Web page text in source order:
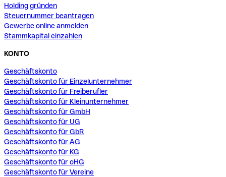
Holding gründen
Steuernummer beantragen
Gewerbe online anmelden
Stammkapital einzahlen
KONTO
Geschäftskonto
Geschäftskonto für Einzelunternehmer
Geschäftskonto für Freiberufler
Geschäftskonto für Kleinunternehmer
Geschäftskonto für GmbH
Geschäftskonto für UG
Geschäftskonto für GbR
Geschäftskonto für AG
Geschäftskonto für KG
Geschäftskonto für oHG
Geschäftskonto für Vereine